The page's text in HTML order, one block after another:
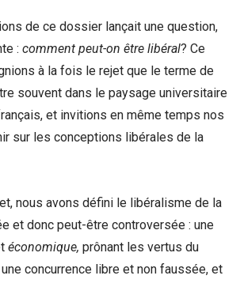
de ce dossier lançait une question,
: comment peut-on être libéral? Ce
à la fois le rejet que le terme de
souvent dans le paysage universitaire
et invitions en même temps nos
sur les conceptions libérales de la
nous avons défini le libéralisme de la
et donc peut-être controversée : une
économique, prônant les vertus du
concurrence libre et non faussée, et